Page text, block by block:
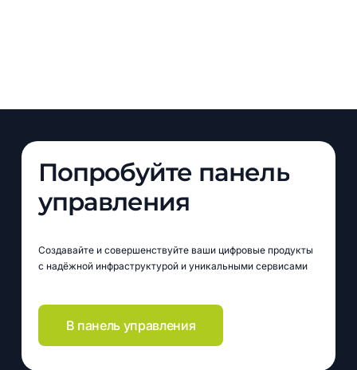
Попробуйте панель
управления
Создавайте и совершенствуйте ваши цифровые продукты
с надёжной инфраструктурой и уникальными сервисами
В панель управления